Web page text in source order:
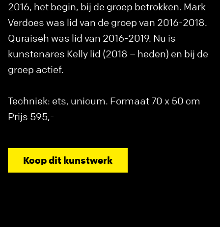
2016, het begin, bij de groep betrokken. Mark
Verdoes was lid van de groep van 2016-2018.
Quraiseh was lid van 2016-2019. Nu is
kunstenares Kelly lid (2018 – heden) en bij de
groep actief.
Techniek: ets, unicum. Formaat 70 x 50 cm
Prijs 595,-
Koop dit kunstwerk